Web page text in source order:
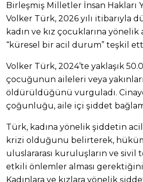
Birleşmiş Milletler İnsan Hakları
Volker Türk, 2026 yılı itibarıyla
kadın ve kız çocuklarına
“küresel bir acil durum” teşkil
Volker Türk, 2024’te yaklaşık
çocuğunun aileleri veya
öldürüldüğünü vurguladı.
çoğunluğu, aile içi şiddet
Türk, kadına yönelik şiddetin
krizi olduğunu belirterek,
uluslararası kuruluşların ve sivil
etkili önlemler alması
Kadınlara ve kızlara yönelik